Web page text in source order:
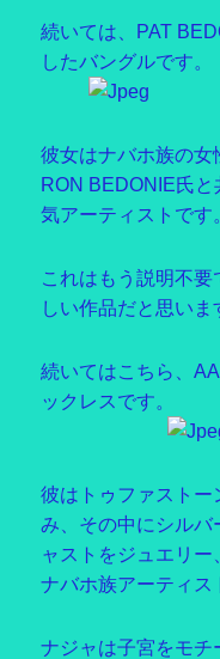
続いては、PAT
したバングルです。
彼女はナバホ族の
RON BEDONIE氏
気アーティストです
これはもう説明不
しい作品だと思いま
続いてはこちら、
ックレスです。
彼はトゥファストー
み、その中にシルバ
ャストをジュエリ
ナバホ族アーティス
ナジャは子宮をモチ